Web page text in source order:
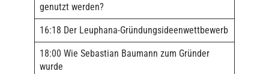
genutzt werden?
16:18 Der Leuphana-Gründungsideenwettbewerb
18:00 Wie Sebastian Baumann zum Gründer
wurde